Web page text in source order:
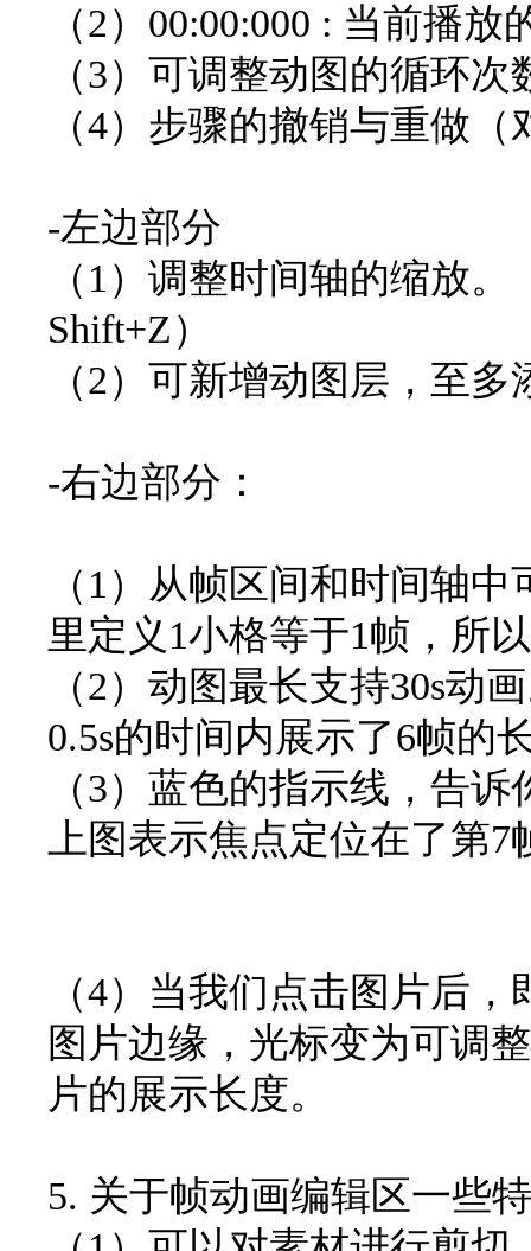
（2）00:00:000 : 当前播
（3）可调整动图的循环次
（4）步骤的撤销与重做
-左边部分
（1）调整时间轴的缩放
Shift+Z）
（2）可新增动图层，至
-右边部分：
（1）从帧区间和时间轴
里定义1小格等于1帧，所
（2）动图最长支持30s动
0.5s的时间内展示了6帧的
（3）蓝色的指示线，告
上图表示焦点定位在了第7
（4）当我们点击图片后
图片边缘，光标变为可调
片的展示长度。
5. 关于帧动画编辑区一些